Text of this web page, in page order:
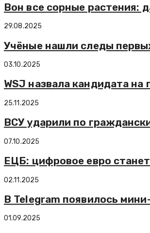
Вон все сорные растения:
29.08.2025
Учёные нашли следы
03.10.2025
WSJ назвала кандидата
25.11.2025
ВСУ ударили по
07.10.2025
ЕЦБ: цифровое евро
02.11.2025
В Telegram появилось
01.09.2025